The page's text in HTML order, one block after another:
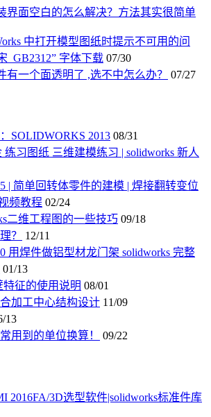
界面空白的怎么解决？方法其实很简单
中打开模型图纸时提示不可用的问
_GB2312” 字体下载 07/30
有一个面透明了 ,选不中怎么办？
07/27
SOLIDWORKS 2013 08/31
练习图纸 三维建模练习 | solidworks 新人
| 简单回转体零件的建模 | 焊接翻转变位
频教程 02/24
二维工程图的一些技巧 09/18
？
12/11
用焊件做铝型材龙门架 solidworks 完整
01/13
特征的使用说明 08/01
加工中心结构设计 11/09
13
用到的单位换算！
09/22
2016FA/3D选型软件|solidworks标准件库